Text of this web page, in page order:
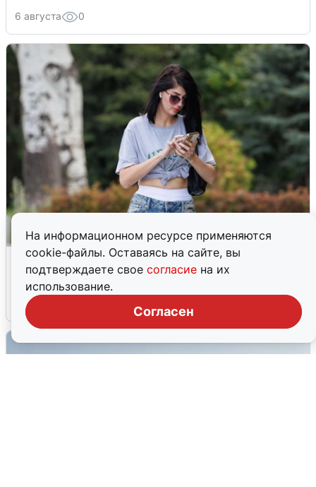
На информационном ресурсе применяются
cookie-файлы. Оставаясь на сайте, вы
подтверждаете свое согласие на их
использование.
Согласен
6 августа 0
Волгоградцы остались без
мобильного интернета
6 августа